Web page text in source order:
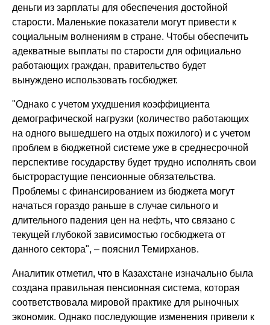
деньги из зарплаты для обеспечения достойной
старости. Маленькие показатели могут привести к
социальным волнениям в стране. Чтобы обеспечить
адекватные выплаты по старости для официально
работающих граждан, правительство будет
вынуждено использовать госбюджет.
"Однако с учетом ухудшения коэффициента
демографической нагрузки (количество работающих
на одного вышедшего на отдых пожилого) и с учетом
проблем в бюджетной системе уже в среднесрочной
перспективе государству будет трудно исполнять свои
быстрорастущие пенсионные обязательства.
Проблемы с финансированием из бюджета могут
начаться гораздо раньше в случае сильного и
длительного падения цен на нефть, что связано с
текущей глубокой зависимостью госбюджета от
данного сектора", – пояснил Темирханов.
Аналитик отметил, что в Казахстане изначально была
создана правильная пенсионная система, которая
соответствовала мировой практике для рыночных
экономик. Однако последующие изменения привели к